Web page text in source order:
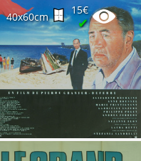
40x60cm
15€
✔